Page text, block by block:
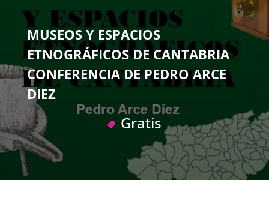
MUSEOS Y ESPACIOS
ETNOGRÁFICOS DE CANTABRIA
CONFERENCIA DE PEDRO ARCE
DIEZ
Gratis